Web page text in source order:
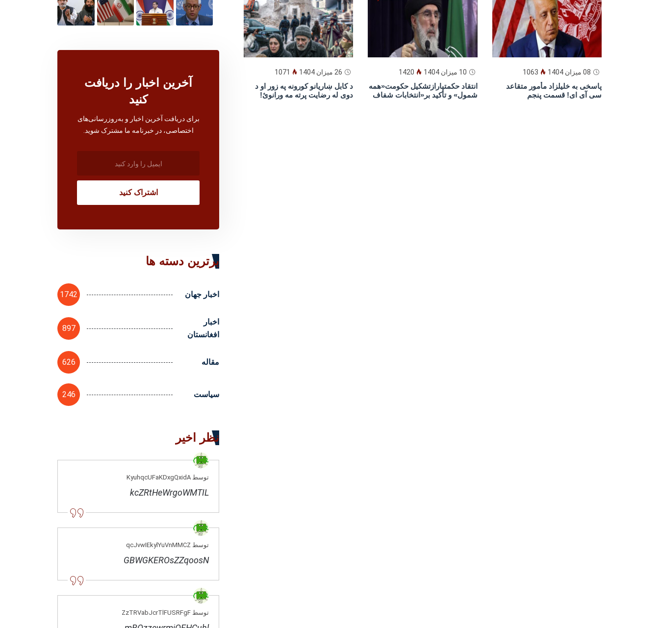
08 میزان 1404 1063
پاسخى به خليلزاد مأمور متقاعد
سى آى اى! قسمت پنجم
10 میزان 1404 1420
انتقاد حکمتیارازتشکیل حکومت«همه
شمول» و تأکید بر«انتخابات شفاف
26 میزان 1404 1071
د كابل ښاريانو كورونه په زور او د
دوى له رضايت پرته مه ورانوئ!
آخرین اخبار را دریافت
کنید
برای دریافت آخرین اخبار و به‌روزرسانی‌های
اختصاصی، در خبرنامه ما مشترک شوید.
اشتراک کنید
برترین دسته ها
اخبار جهان 1742
اخبار
افغانستان
897
مقاله 626
سیاست 246
نظر اخیر
توسط KyuhqcUFaKDxgQxidA
kcZRtHeWrgoWMTIL
توسط qcJvwIEkylYuVnMMCZ
GBWGKEROsZZqoosN
توسط ZzTRVabJcrTlFUSRFgF